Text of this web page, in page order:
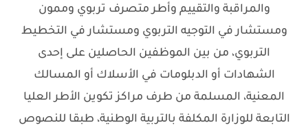
والمراقبة والتقييم وأطر متصرف تربوي وممون
ومستشار في التوجيه التربوي ومستشار في التخطيط
التربوي، من بين الموظفين الحاصلين على إحدى
الشهادات أو الدبلومات في الأسلاك أو المسالك
المعنية، المسلمة من طرف مراكز تكوين الأطر العليا
التابعة للوزارة المكلفة بالتربية الوطنية، طبقا للنصوص